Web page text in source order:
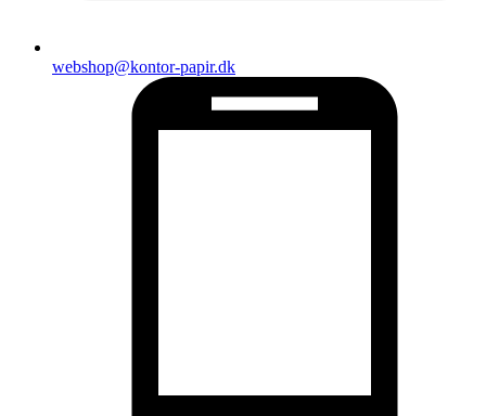
webshop@kontor-papir.dk